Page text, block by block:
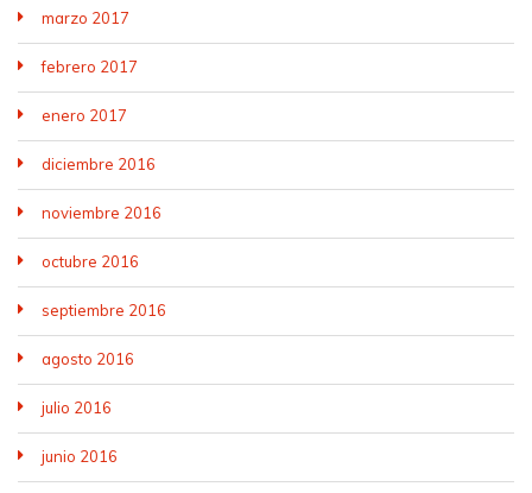
marzo 2017
febrero 2017
enero 2017
diciembre 2016
noviembre 2016
octubre 2016
septiembre 2016
agosto 2016
julio 2016
junio 2016